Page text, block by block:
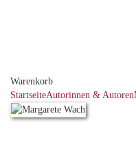
Warenkorb
StartseiteAutorinnen & Autoren